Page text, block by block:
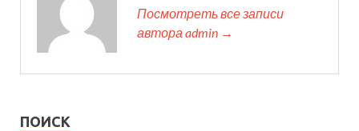
Посмотреть все записи
автора admin →
ПОИСК